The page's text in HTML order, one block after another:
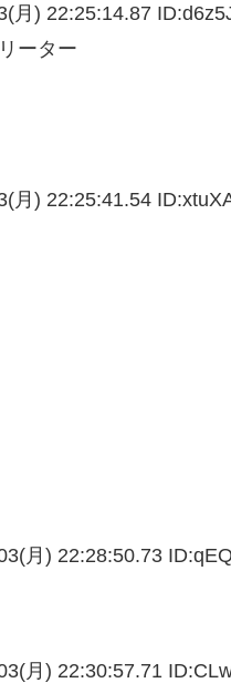
月) 22:25:14.87 ID:
ーター
月) 22:25:41.54 ID:
月) 22:28:50.73 ID:
月) 22:30:57.71 ID: